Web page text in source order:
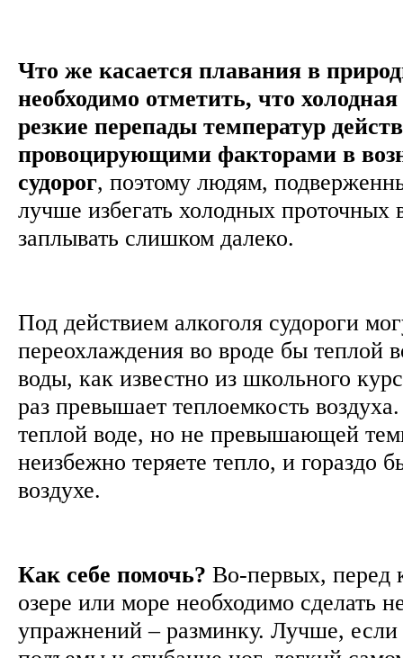
Что же касается плавания в
необходимо отметить, что
резкие перепады температур
провоцирующими факторами в
судорог, поэтому людям,
лучше избегать холодных проточных
заплывать слишком далеко.
Под действием алкоголя судороги
переохлаждения во вроде бы теплой
воды, как известно из школьного
раз превышает теплоемкость
теплой воде, но не превышающей
неизбежно теряете тепло, и гораздо
воздухе.
Как себе помочь? Во-первых, перед
озере или море необходимо сделать
упражнений – разминку. Лучше, если